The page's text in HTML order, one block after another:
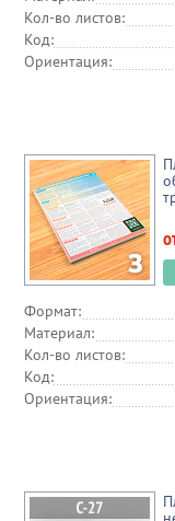
Кол-во листов:
Код:
Ориентация:
Формат:
Материал:
Кол-во листов:
Код:
Ориентация: